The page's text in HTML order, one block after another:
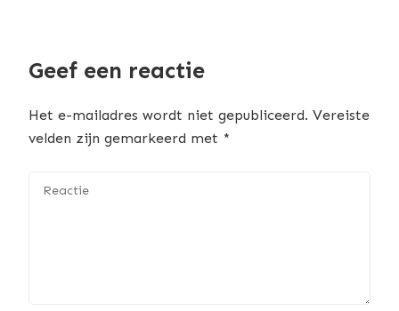
Geef een reactie
Het e-mailadres wordt niet gepubliceerd. Vereiste
velden zijn gemarkeerd met *